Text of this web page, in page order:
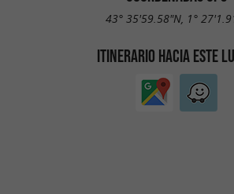
43° 35'59.58"N, 1°
ITINERARIO HACIA ESTE